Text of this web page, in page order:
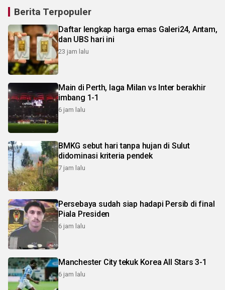
Berita Terpopuler
Daftar lengkap harga emas Galeri24, Antam,
dan UBS hari ini
23 jam lalu
Main di Perth, laga Milan vs Inter berakhir
imbang 1-1
6 jam lalu
BMKG sebut hari tanpa hujan di Sulut
didominasi kriteria pendek
7 jam lalu
Persebaya sudah siap hadapi Persib di final
Piala Presiden
6 jam lalu
Manchester City tekuk Korea All Stars 3-1
6 jam lalu